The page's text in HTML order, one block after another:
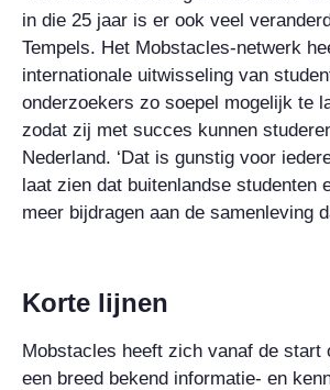
in die 25 jaar is er ook veel
Tempels. Het Mobstacles-netwerk
internationale uitwisseling van
onderzoekers zo soepel mogelijk te
zodat zij met succes kunnen
Nederland. ‘Dat is gunstig voor
laat zien dat buitenlandse studenten
meer bijdragen aan de samenleving
Korte lijnen
Mobstacles heeft zich vanaf de start
een breed bekend informatie- en